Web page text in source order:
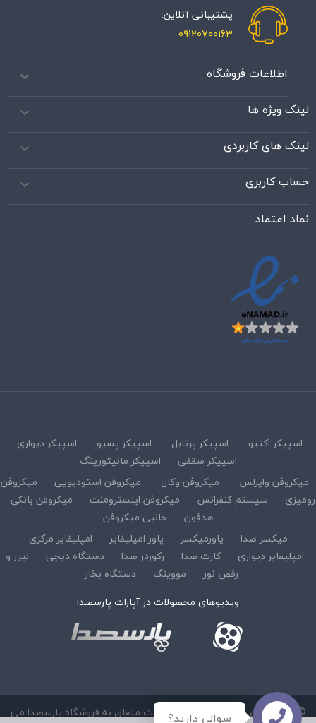
پشتیبانی آنلاین:
09120700163
اطلاعات فروشگاه 
لینک ویژه ها 
لینک های کاربردی 
حساب کاربری 
نماد اعتماد
اسپیکر اکتیو اسپیکر پرتابل اسپیکر پسیو
اسپیکر دیواری
اسپیکر سقفی
اسپیکر مانیتورینگ
میکروفن وایرلس
میکروفن وکال میکروفن استودیویی
میکروفن
رومیزی
سیستم کنفرانس میکروفن اینسترومنت
میکروفن بانکی
هدفون
جانبی میکروفن
میکسر صدا
پاورمیکسر پاور امپلیفایر
امپلیفایر مرکزی
امپلیفایر دیواری
کارت صدا رکوردر صدا دستگاه دیجی
لیزر و
رقص نور
مووینگ
دستگاه بخار
ویدیوهای محصولات در آپارات پارسصدا
© کلیه حقوق مادی و معنوی این سایت متعلق به فروشگاه پارسصدا می
سوالی دارید؟